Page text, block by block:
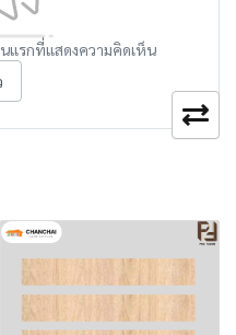
แรกที่แสดงความคิดเห็น